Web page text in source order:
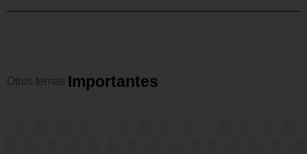
Otros temas Importantes